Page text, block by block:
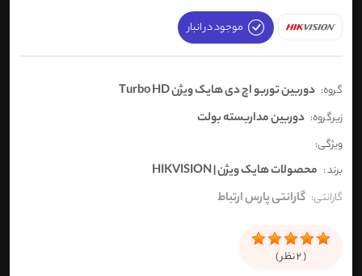
موجود در انبار
گروه: دوربین توربو اچ دی هایک ویژن Turbo HD
زیرگروه: دوربین مداربسته بولت
ویژگی:
برند : محصولات هایک ویژن | HIKVISION
گارانتی: گارانتی پارس ارتباط
(
2نظر )